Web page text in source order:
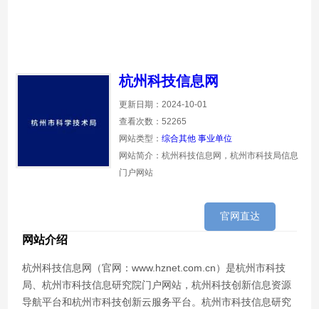
杭州科技信息网
更新日期：2024-10-01
查看次数：52265
网站类型：综合其他 事业单位
网站简介：杭州科技信息网，杭州市科技局信息
门户网站
官网直达
网站介绍
杭州科技信息网（官网：www.hznet.com.cn）是杭州市科技
局、杭州市科技信息研究院门户网站，杭州科技创新信息资源
导航平台和杭州市科技创新云服务平台。杭州市科技信息研究